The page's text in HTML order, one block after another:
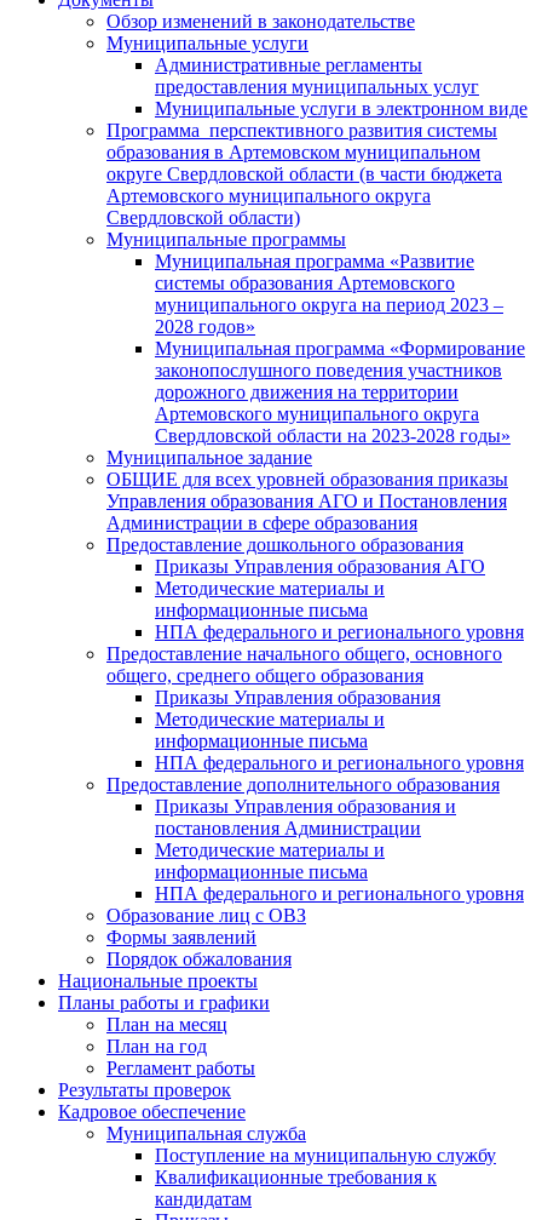
Обзор изменений в законодательстве
Муниципальные услуги
Административные регламенты
предоставления муниципальных услуг
Муниципальные услуги в электронном виде
Программа перспективного развития системы
образования в Артемовском муниципальном
округе Свердловской области (в части бюджета
Артемовского муниципального округа
Свердловской области)
Муниципальные программы
Муниципальная программа «Развитие
системы образования Артемовского
муниципального округа на период 2023 –
2028 годов»
Муниципальная программа «Формирование
законопослушного поведения участников
дорожного движения на территории
Артемовского муниципального округа
Свердловской области на 2023-2028 годы»
Муниципальное задание
ОБЩИЕ для всех уровней образования приказы
Управления образования АГО и Постановления
Администрации в сфере образования
Предоставление дошкольного образования
Приказы Управления образования АГО
Методические материалы и
информационные письма
НПА федерального и регионального уровня
Предоставление начального общего, основного
общего, среднего общего образования
Приказы Управления образования
Методические материалы и
информационные письма
НПА федерального и регионального уровня
Предоставление дополнительного образования
Приказы Управления образования и
постановления Администрации
Методические материалы и
информационные письма
НПА федерального и регионального уровня
Образование лиц с ОВЗ
Формы заявлений
Порядок обжалования
Национальные проекты
Планы работы и графики
План на месяц
План на год
Регламент работы
Результаты проверок
Кадровое обеспечение
Муниципальная служба
Поступление на муниципальную службу
Квалификационные требования к
кандидатам